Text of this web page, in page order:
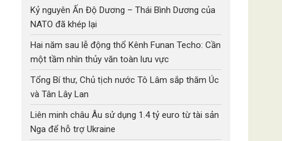
Kỷ nguyên Ấn Độ Dương – Thái Bình Dương của
NATO đã khép lại
Hai năm sau lễ động thổ Kênh Funan Techo: Cần
một tầm nhìn thủy văn toàn lưu vực
Tổng Bí thư, Chủ tịch nước Tô Lâm sắp thăm Úc
và Tân Lây Lan
Liên minh châu Âu sử dụng 1.4 tỷ euro từ tài sản
Nga để hỗ trợ Ukraine